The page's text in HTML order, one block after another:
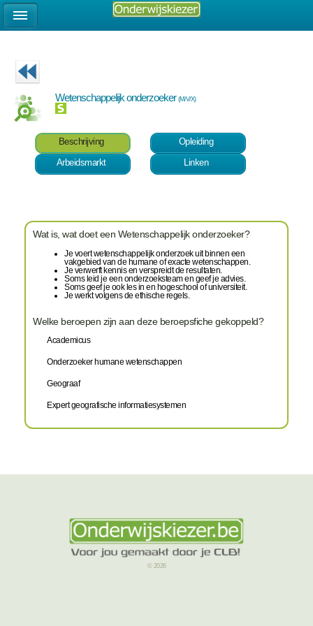
Wetenschappelijk onderzoeker(M/V/X)
Beschrijving
Opleiding
Arbeidsmarkt
Linken
Wat is, wat doet een Wetenschappelijk onderzoeker?
Je voert wetenschappelijk onderzoek uit binnen een
vakgebied van de humane of exacte wetenschappen.
Je verwerft kennis en verspreidt de resultaten.
Soms leid je een onderzoeksteam en geef je advies.
Soms geef je ook les in en hogeschool of universiteit.
Je werkt volgens de ethische regels.
Welke beroepen zijn aan deze beroepsfiche gekoppeld?
Academicus
Onderzoeker humane wetenschappen
Geograaf
Expert geografische informatiesystemen
© 2026